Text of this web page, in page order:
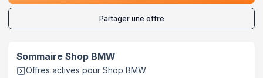
Partager une offre
Sommaire Shop BMW
Offres actives pour Shop BMW